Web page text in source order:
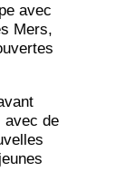
avec
Mers,
avec de